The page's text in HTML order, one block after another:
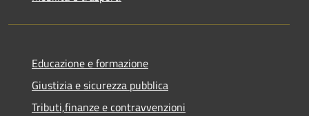
Educazione e formazione
Giustizia e sicurezza pubblica
Tributi,finanze e contravvenzioni